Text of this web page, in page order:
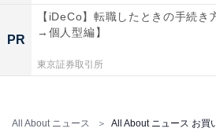
All About ニュース All About ニュース お買
PR
【iDeCo】転職したときの手続き
→個人型編】
東京証券取引所